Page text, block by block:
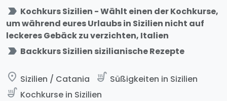
label_important Kochkurs Sizilien - Wählt einen der Kochkurse,
um während eures Urlaubs in Sizilien nicht auf
leckeres Gebäck zu verzichten, Italien
label_important Backkurs Sizilien sizilianische Rezepte
place Sizilien / Catania soup_kitchen Süßigkeiten in Sizilien
soup_kitchen Kochkurse in Sizilien